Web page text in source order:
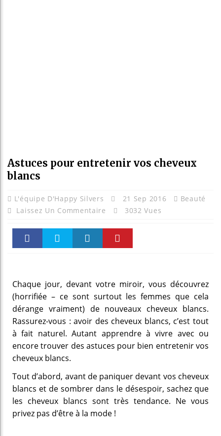
Astuces pour entretenir vos cheveux
blancs
L'équipe D'Happy Silvers 21 Sep 2016
Beauté
Laissez Un Commentaire
3032 Vues
Chaque jour, devant votre miroir, vous découvrez
(horrifiée – ce sont surtout les femmes que cela
dérange vraiment) de nouveaux cheveux blancs.
Rassurez-vous : avoir des cheveux blancs, c’est tout
à fait naturel. Autant apprendre à vivre avec ou
encore trouver des astuces pour bien entretenir vos
cheveux blancs.
Tout d’abord, avant de paniquer devant vos cheveux
blancs et de sombrer dans le désespoir, sachez que
les cheveux blancs sont très tendance. Ne vous
privez pas d’être à la mode !